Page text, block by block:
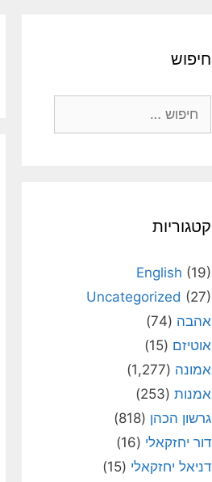
חיפוש
קטגוריות
English (19)
Uncategorized (27)
אהבה (74)
אוטיזם (15)
אמונה (1,277)
אמנות (253)
גרשון הכהן (818)
דור יחזקאלי (16)
דניאל יחזקאלי (15)